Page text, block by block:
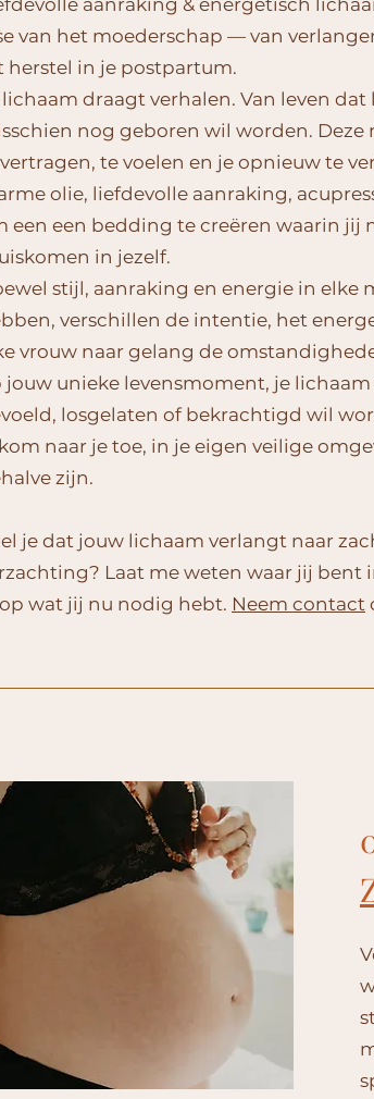
van het moederschap — van
herstel in je postpartum.
lichaam draagt verhalen. Van leven
nog geboren wil worden.
te voelen en je opnieuw te
olie, liefdevolle aanraking,
een een bedding te creëren waarin jij
in jezelf.
stijl, aanraking en energie in elke
verschillen de intentie, het
vrouw naar gelang de
jouw unieke levensmoment, je
losgelaten of bekrachtigd wil
naar je toe, in je eigen veilige
zijn.
je dat jouw lichaam verlangt naar
Laat me weten waar jij bent
wat jij nu nodig hebt. Neem contact